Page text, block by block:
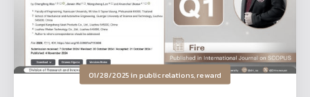
01/28/2025inpublic relations,reward